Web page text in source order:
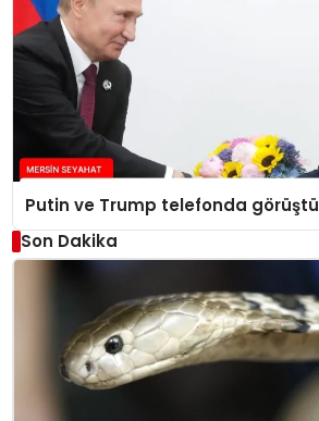
Putin ve Trump telefonda görüştü
Son Dakika